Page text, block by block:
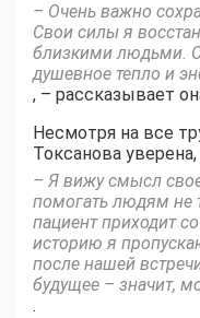
– Очень важно
Свои силы я
близкими людьми.
душевное тепло и
, – рассказывает
Несмотря на все
Токсанова
– Я вижу смысл
помогать людям не
пациент приходит
историю я
после нашей
будущее – значит,
.